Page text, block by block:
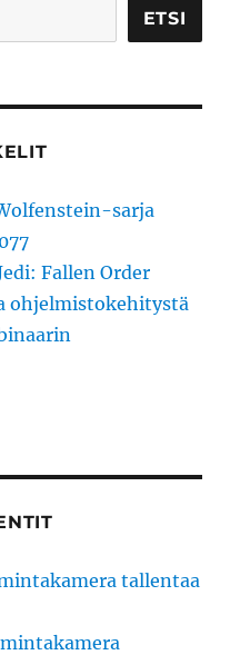
ETSI
sarja
Fallen Order
ohjelmistokehitystä
tallentaa